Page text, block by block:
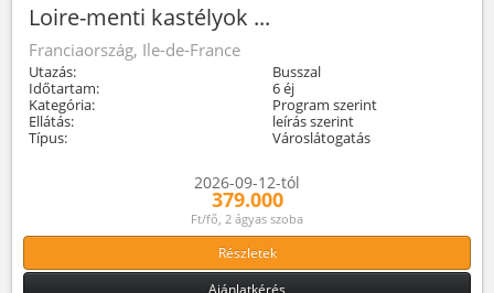
Loire-menti kastélyok ...
Franciaország, Ile-de-France
Utazás:
Busszal
Időtartam:
6 éj
Kategória:
Program szerint
Ellátás:
leírás szerint
Típus:
Városlátogatás
2026-09-12-tól
379.000
Ft/fő, 2 ágyas szoba
Részletek
Ajánlatkérés